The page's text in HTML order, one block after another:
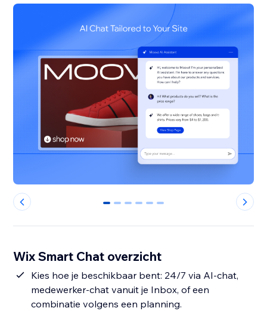
0 1 2 3 4 5
Wix Smart Chat overzicht
Kies hoe je beschikbaar bent: 24/7 via AI-chat,
medewerker-chat vanuit je Inbox, of een
combinatie volgens een planning.